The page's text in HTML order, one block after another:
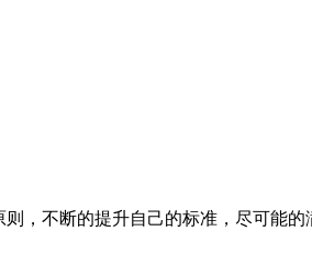
，不断的提升自己的标准，尽可能的